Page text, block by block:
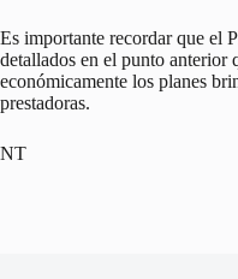
Es importante recordar que el
detallados en el punto anterior
económicamente los planes
prestadoras.
NT